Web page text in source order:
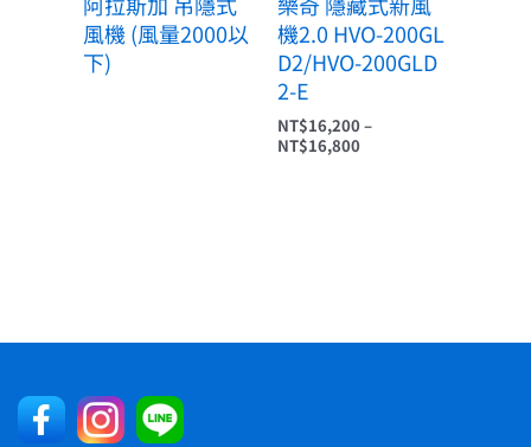
風機 (風量2000以
下)
機2.0 HVO-200GL
D2/HVO-200GLD
2-E
NT$16,200–
NT$16,800